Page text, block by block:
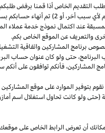
التقديم الخاص أذا قمنا برفض طلبكم
أخر،أو 2) تم أنهاء حسابكم بسبب أي خرق أو مخالفة (وفق تقديرنا
عند اكتمال نموذج خدمة
والتعريف عن الموقع الخاص بكم.
برنامج المشاركين واتفاقية
البرنامج،حتى ولو كان عنوان حساب
المشاركين،فأنكم توافقون على أنكم
نقوم بتوفير الموارد على موقع
(حتى ولو كانت تحاول استغلال اسم
مكانكأن تعرض الرابط الخاص على